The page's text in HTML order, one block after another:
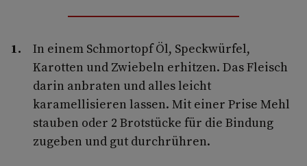
In einem Schmortopf Öl, Speckwürfel,
Karotten und Zwiebeln erhitzen. Das Fleisch
darin anbraten und alles leicht
karamellisieren lassen. Mit einer Prise Mehl
stauben oder 2 Brotstücke für die Bindung
zugeben und gut durchrühren.